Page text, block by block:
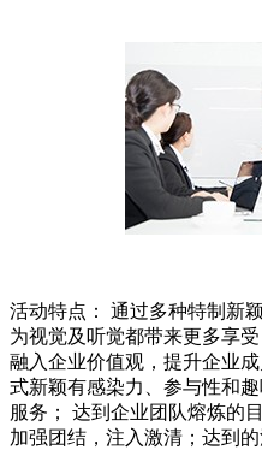
活动特点： 通过多种特制新
为视觉及听觉都带来更多享
融入企业价值观，提升企业
式新颖有感染力、参与性和
服务； 达到企业团队熔炼的
加强团结，注入激清；达到